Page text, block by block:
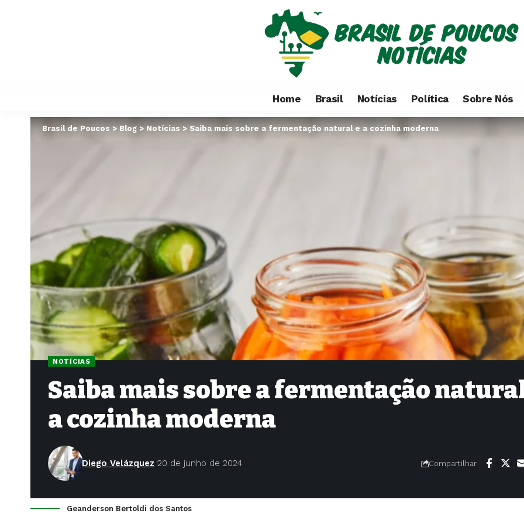
Home Brasil Notícias Política Sobre Nós
Brasil de Poucos > Blog > Notícias > Saiba mais sobre a fermentação natural e a cozinha moderna
NOTÍCIAS
Saiba mais sobre a fermentação
a cozinha moderna
Diego Velázquez 20 de junho de 2024 Compartilhar
Geanderson Bertoldi dos Santos